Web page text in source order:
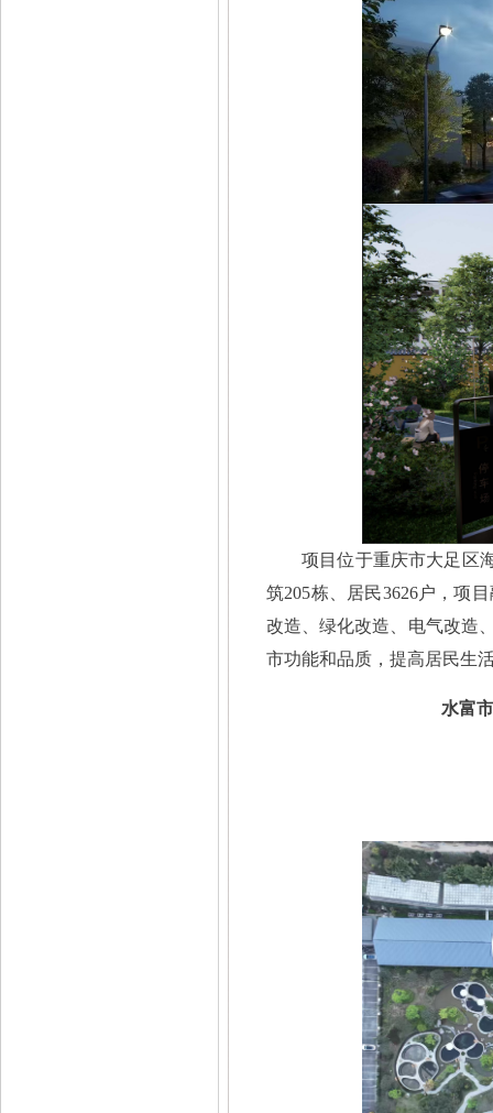
项目位于重庆市大足区
筑205栋、居民3626户，项
改造、绿化改造、电气改造
市功能和品质，提高居民生
水富